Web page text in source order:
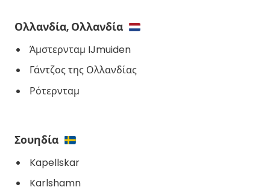
Ολλανδία, Ολλανδία
Άμστερνταμ IJmuiden
Γάντζος της Ολλανδίας
Ρότερνταμ
Σουηδία
Kapellskar
Karlshamn